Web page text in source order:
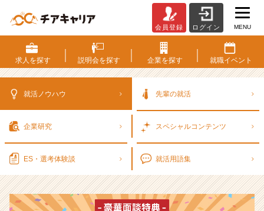
考
対
策・
ウ
ベ
ン
会員登録 ログイン MENU
求人を探す 説明会を探す 企業を探す 就職イベント
就活ノウハウ 先輩の就活
企業研究 スペシャルコンテンツ
ES・選考体験談 就活用語集